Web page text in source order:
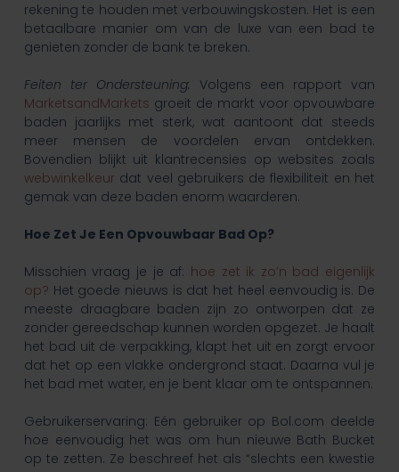
rekening te houden met verbouwingskosten. Het is een
betaalbare manier om van de luxe van een bad te
genieten zonder de bank te breken.
Feiten ter Ondersteuning: Volgens een rapport van
MarketsandMarkets groeit de markt voor opvouwbare
baden jaarlijks met sterk, wat aantoont dat steeds
meer mensen de voordelen ervan ontdekken.
Bovendien blijkt uit klantrecensies op websites zoals
webwinkelkeur dat veel gebruikers de flexibiliteit en het
gemak van deze baden enorm waarderen.
Hoe Zet Je Een Opvouwbaar Bad Op?
Misschien vraag je je af: hoe zet ik zo’n bad eigenlijk
op? Het goede nieuws is dat het heel eenvoudig is. De
meeste draagbare baden zijn zo ontworpen dat ze
zonder gereedschap kunnen worden opgezet. Je haalt
het bad uit de verpakking, klapt het uit en zorgt ervoor
dat het op een vlakke ondergrond staat. Daarna vul je
het bad met water, en je bent klaar om te ontspannen.
Gebruikerservaring: Eén gebruiker op Bol.com deelde
hoe eenvoudig het was om hun nieuwe Bath Bucket
op te zetten. Ze beschreef het als “slechts een kwestie